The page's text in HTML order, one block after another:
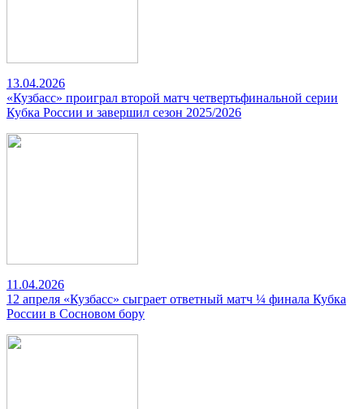
13.04.2026
«Кузбасс» проиграл второй матч четвертьфинальной серии
Кубка России и завершил сезон 2025/2026
11.04.2026
12 апреля «Кузбасс» сыграет ответный матч ¼ финала Кубка
России в Сосновом бору